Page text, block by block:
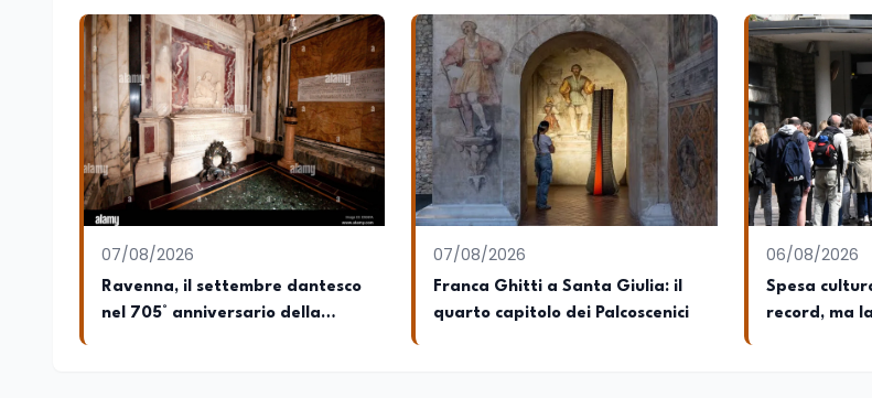
Calabria presso il Ministero degli Esteri per la Cooperazione Internazionale ed è membro
dove coordina un progetto per la creazione di un Hub Formativo in Tunisia. Docente a
dell'Economia e Diritto Internazionale presso la SSML di Lamezia Terme e presso
è autore di pubblicazioni in ambito pedagogico sulle competenze caratteriali e il
interventi al Senato della Repubblica, alla Camera dei Deputati, in Regione Lombardia e a
che spaziano dalla pedagogia speciale, alla telemedicina ed alla cooperazione
certificato MISE, unisce visione strategica e competenza tecnologica con una vocazione
istituzionale e la ricerca applicata.
07/08/2026
Ravenna, il settembre dantesco
nel 705° anniversario della
07/08/2026
Franca Ghitti a Santa Giulia: il
quarto capitolo dei Palcoscenici
06/08/2026
Spesa
record, ma